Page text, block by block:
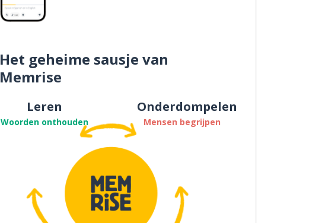
Het geheime sausje van
Memrise
Leren
Woorden onthouden
Onderdompelen
Mensen begrijpen